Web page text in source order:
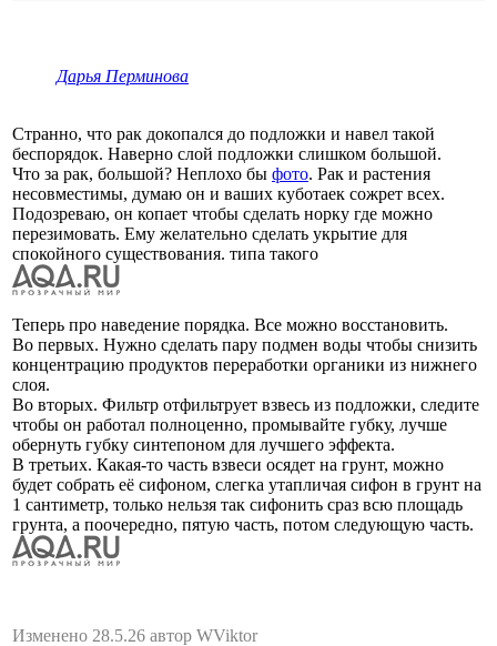
Дарья Перминова
Странно, что рак докопался до подложки и навел такой
беспорядок. Наверно слой подложки слишком большой.
Что за рак, большой? Неплохо бы фото. Рак и растения
несовместимы, думаю он и ваших куботаек сожрет всех.
Подозреваю, он копает чтобы сделать норку где можно
перезимовать. Ему желательно сделать укрытие для
спокойного существования. типа такого
Теперь про наведение порядка. Все можно восстановить.
Во первых. Нужно сделать пару подмен воды чтобы снизить
концентрацию продуктов переработки органики из нижнего
слоя.
Во вторых. Фильтр отфильтрует взвесь из подложки, следите
чтобы он работал полноценно, промывайте губку, лучше
обернуть губку синтепоном для лучшего эффекта.
В третьих. Какая-то часть взвеси осядет на грунт, можно
будет собрать её сифоном, слегка утапличая сифон в грунт на
1 сантиметр, только нельзя так сифонить сраз всю площадь
грунта, а поочередно, пятую часть, потом следующую часть.
Изменено 28.5.26 автор WViktor